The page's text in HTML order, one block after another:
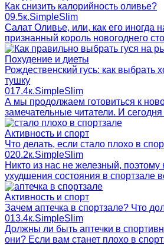
Как снизить калорийность оливье?
09.5к.SimpleSlim
Салат Оливье, или, как его иногда
признанный король новогоднего
Похудение и диеты
Рождественский гусь: как
тушку
017.4к.SimpleSlim
А мы продолжаем готовиться к
замечательные читатели. И
Активность и спорт
Что делать, если стало плохо в
020.2к.SimpleSlim
Никто из нас не железный,
ухудшения состояния в спортзале
Активность и спорт
Зачем аптечка в спортзале? Что
013.4к.SimpleSlim
Должны ли быть аптечки в
они? Если вам станет плохо в